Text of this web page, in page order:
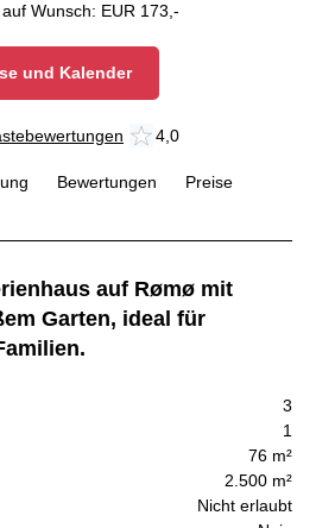
Wunsch: EUR 173,-
und Kalender
4,0
Bewertungen
Preise
auf Rømø mit
Garten, ideal für
3
1
76 m²
2.500 m²
Nicht erlaubt